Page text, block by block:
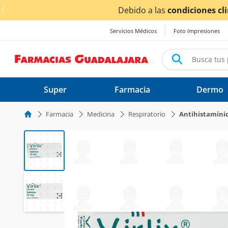
< div class="carousel-inner">condiciones climáticas
Servicios Médicos Foto Impresiones
Super Farmacia Dermo
Farmacia Medicina Respiratorio